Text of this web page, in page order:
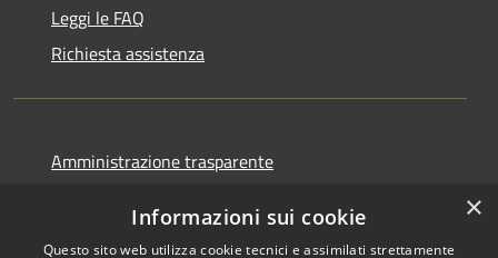
Leggi le FAQ
Richiesta assistenza
Amministrazione trasparente
×
Informazioni sui cookie
Questo sito web utilizza cookie tecnici e assimilati strettamente